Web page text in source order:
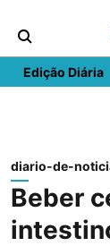
Edição Diária
diario-de-
Beber